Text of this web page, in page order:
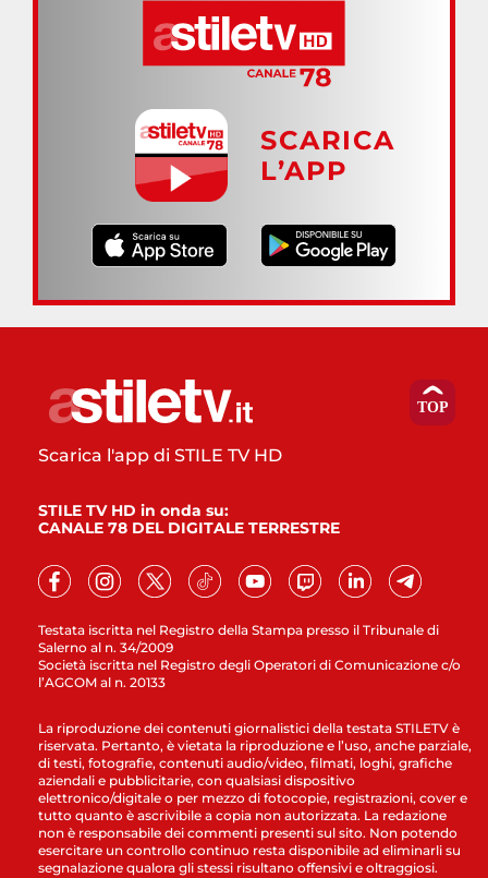
SCARICA
L’APP
Testata iscritta nel Registro della Stampa presso il Tribunale di
Salerno al n. 34/2009
Società iscritta nel Registro degli Operatori di Comunicazione c/o
l’AGCOM al n. 20133
Scarica l'app di STILE TV HD
STILE TV HD in onda su:
CANALE 78 DEL DIGITALE TERRESTRE
La riproduzione dei contenuti giornalistici della testata STILETV è
riservata. Pertanto, è vietata la riproduzione e l’uso, anche parziale,
di testi, fotografie, contenuti audio/video, filmati, loghi, grafiche
aziendali e pubblicitarie, con qualsiasi dispositivo
elettronico/digitale o per mezzo di fotocopie, registrazioni, cover e
tutto quanto è ascrivibile a copia non autorizzata. La redazione
non è responsabile dei commenti presenti sul sito. Non potendo
esercitare un controllo continuo resta disponibile ad eliminarli su
segnalazione qualora gli stessi risultano offensivi e oltraggiosi.